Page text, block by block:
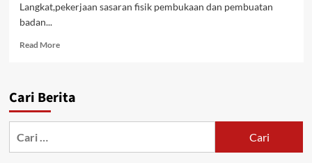
Langkat,pekerjaan sasaran fisik pembukaan dan pembuatan
badan...
Read MoreRead
Hari
17
Cari Berita